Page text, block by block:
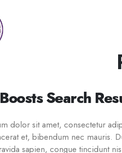
Search
dolor sit amet, consectetur
et, bibendum nec mauris.
sapien, congue tincidunt